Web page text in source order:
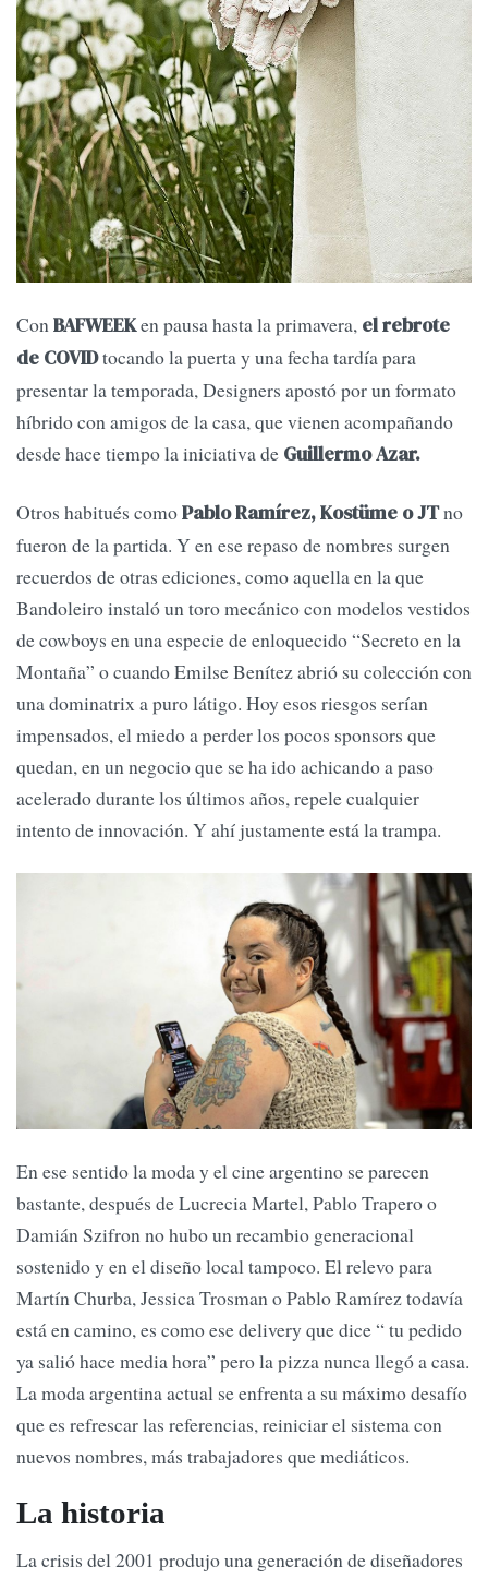
ConBAFWEEKen pausa hasta la primavera, el rebrote
de COVIDtocando la puerta y una fecha tardía para
presentar la temporada, Designers apostó por un formato
híbrido con amigos de la casa, que vienen acompañando
desde hace tiempo la iniciativa de Guillermo Azar.
Otros habitués comoPablo Ramírez, Kostüme o JTno
fueron de la partida. Y en ese repaso de nombres surgen
recuerdos de otras ediciones, como aquella en la que
Bandoleiro instaló un toro mecánico con modelos vestidos
de cowboys en una especie de enloquecido “Secreto en la
Montaña” o cuando Emilse Benítez abrió su colección con
una dominatrix a puro látigo. Hoy esos riesgos serían
impensados, el miedo a perder los pocos sponsors que
quedan, en un negocio que se ha ido achicando a paso
acelerado durante los últimos años, repele cualquier
intento de innovación. Y ahí justamente está la trampa.
En ese sentido la moda y el cine argentino se parecen
bastante, después de Lucrecia Martel, Pablo Trapero o
Damián Szifron no hubo un recambio generacional
sostenido y en el diseño local tampoco. El relevo para
Martín Churba, Jessica Trosman o Pablo Ramírez todavía
está en camino, es como ese delivery que dice “ tu pedido
ya salió hace media hora” pero la pizza nunca llegó a casa.
La moda argentina actual se enfrenta a su máximo desafío
que es refrescar las referencias, reiniciar el sistema con
nuevos nombres, más trabajadores que mediáticos.
La historia
La crisis del 2001 produjo una generación de diseñadores